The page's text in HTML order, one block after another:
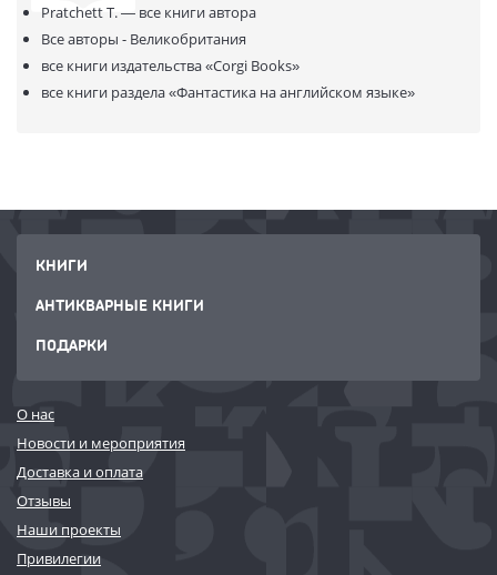
Pratchett T. — все книги автора
Все авторы - Великобритания
все книги издательства«Corgi Books»
все книги раздела«Фантастика на английском языке»
КНИГИ
АНТИКВАРНЫЕ КНИГИ
ПОДАРКИ
О нас
Новости и мероприятия
Доставка и оплата
Отзывы
Наши проекты
Привилегии